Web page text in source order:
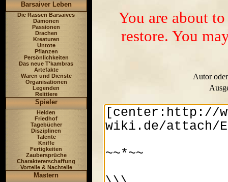
Barsaiver Leben
Die Rassen Barsaives
Dämonen
Passionen
Drachen
Kreaturen
Untote
Pflanzen
Persönlichkeiten
Das neue T'kambras
Artefakte
Waren und Dienste
Organisationen
Legenden
Reittiere
Spieler
Helden
Friedhof
Tagebücher
Disziplinen
Talente
Kniffe
Fertigkeiten
Zaubersprüche
Charaktererschaffung
Vorteile & Nachteile
Mastern
You are about
restore. You
Autor